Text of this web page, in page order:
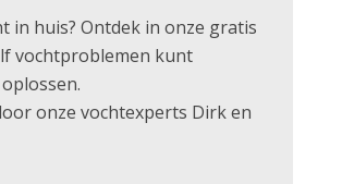
in huis? Ontdek in onze gratis
vochtproblemen kunt
onze vochtexperts Dirk en